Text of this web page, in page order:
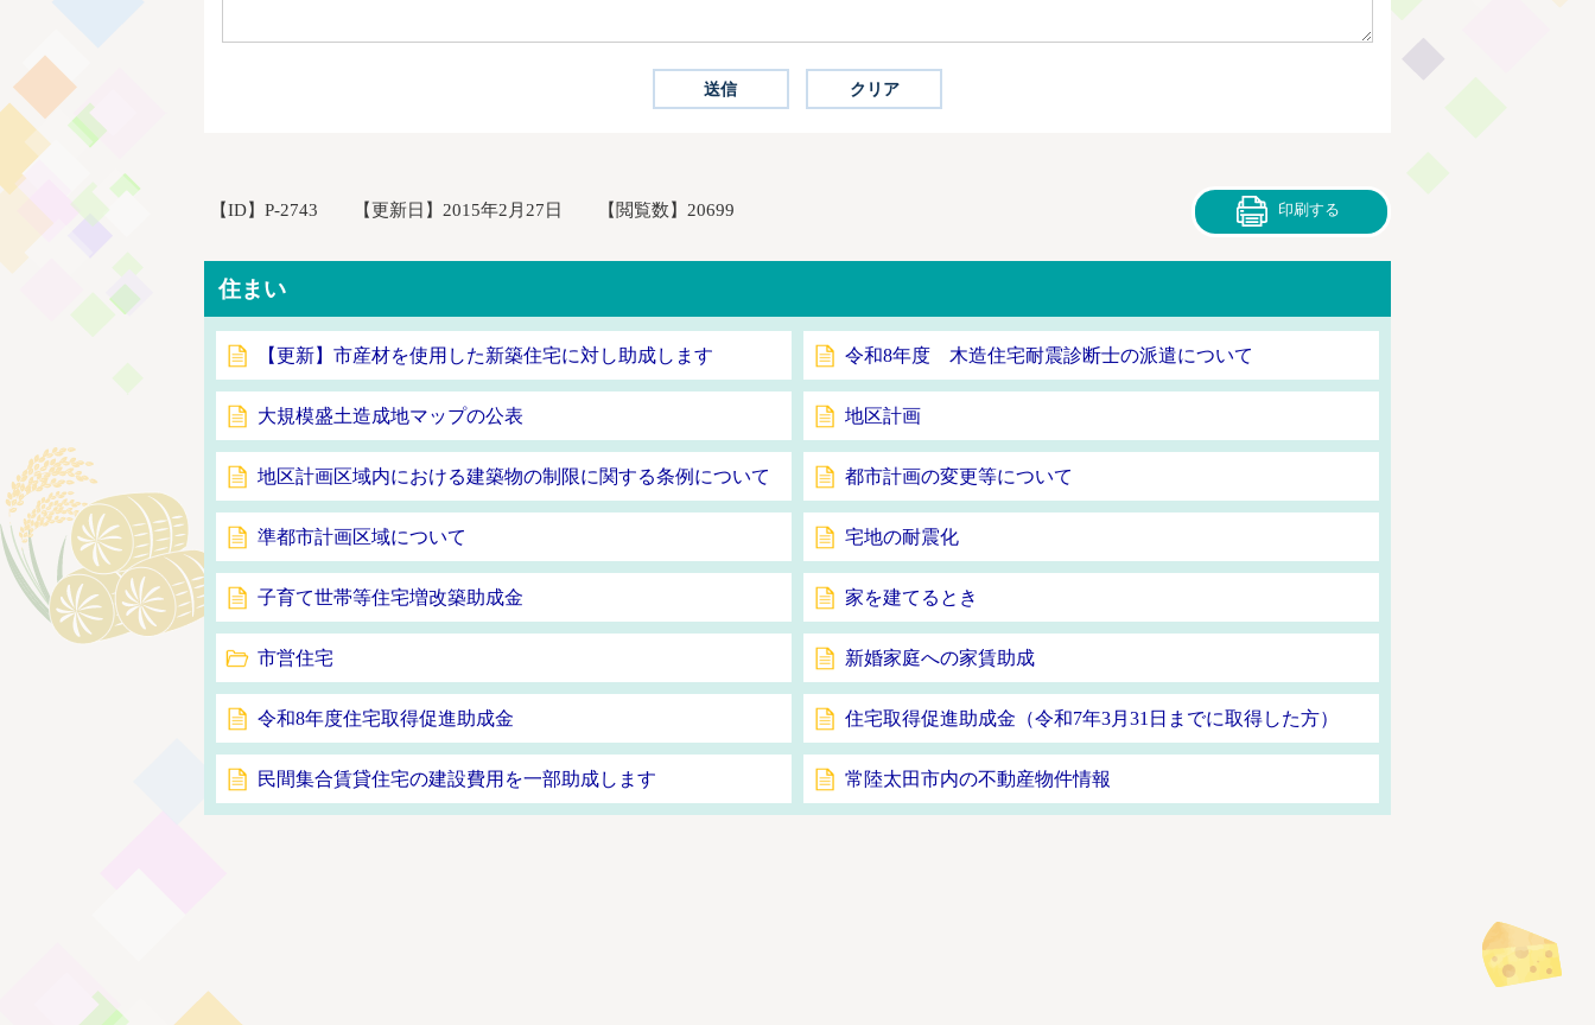
【ID】 P-2743 【更新日】 2015年2月27日 【閲覧数】 20699 印刷する
住まい
【更新】市産材を使用した新築住宅に対し助成します 令和8年度 木造住宅耐震診断士の派遣について
大規模盛土造成地マップの公表 地区計画
地区計画区域内における建築物の制限に関する条例について 都市計画の変更等について
準都市計画区域について 宅地の耐震化
子育て世帯等住宅増改築助成金 家を建てるとき
市営住宅 新婚家庭への家賃助成
令和8年度住宅取得促進助成金 住宅取得促進助成金（令和7年3月31日までに取得した方）
民間集合賃貸住宅の建設費用を一部助成します 常陸太田市内の不動産物件情報